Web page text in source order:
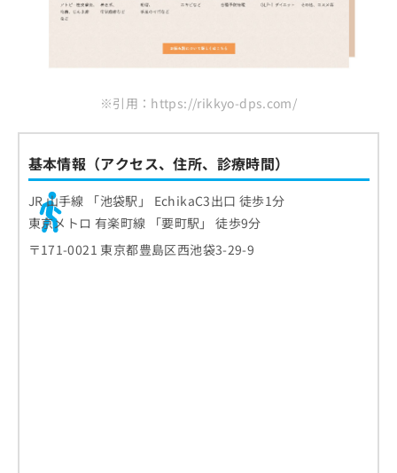
※引用：https://rikkyo-dps.com/
基本情報（アクセス、住所、診療時間）
JR 山手線 「池袋駅」 EchikaC3出口 徒歩1分
東京メトロ 有楽町線 「要町駅」 徒歩9分
〒171-0021 東京都豊島区西池袋3-29-9